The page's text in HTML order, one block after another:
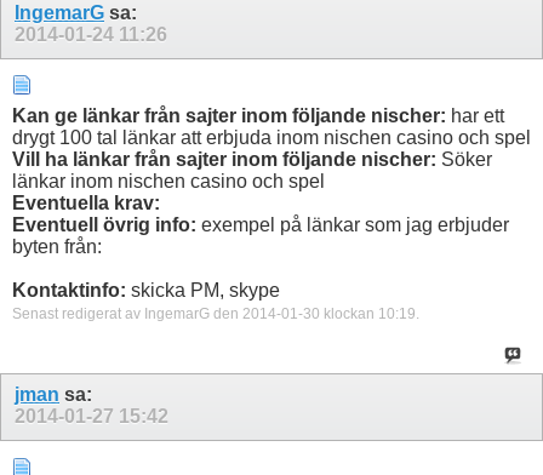
IngemarG sa:
2014-01-24 11:26
Kan ge länkar från sajter inom följande nischer: har ett
drygt 100 tal länkar att erbjuda inom nischen casino och spel
Vill ha länkar från sajter inom följande nischer: Söker
länkar inom nischen casino och spel
Eventuella krav:
Eventuell övrig info: exempel på länkar som jag erbjuder
byten från:
Kontaktinfo: skicka PM, skype
Senast redigerat av IngemarG den 2014-01-30 klockan 10:19.
jman sa:
2014-01-27 15:42